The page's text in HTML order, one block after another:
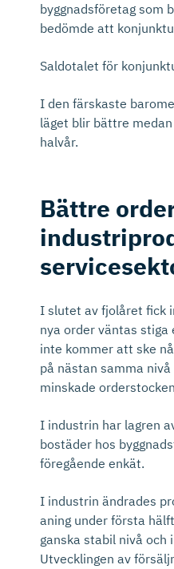
byggnadsföretag som
bedömde att
Saldotalet för
I den färskaste
läget blir bättre
halvår.
Bättre
I slutet av fjolåret fick
nya order väntas
inte kommer att ske
på nästan samma
minskade
I industrin har lagren
bostäder hos
föregående enkät.
I industrin ändrades
aning under första
ganska stabil nivå och
Utvecklingen av